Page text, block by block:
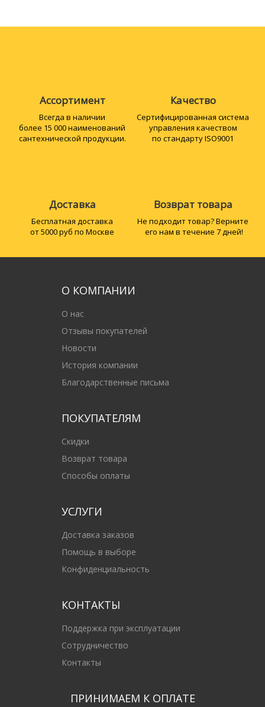
Ассортимент
Всегда в наличии
более 15 000 наименований
сантехнической продукции.
Качество
Сертифициро­ванная система
управления качеством
по стандарту ISO9001
Доставка
Бесплатная доставка
от 5000 руб по Москве
Возврат товара
Не подходит товар? Верните
его нам в течение 7 дней!
О КОМПАНИИ
О нас
Отзывы покупателей
Новости
История компании
Благодарственные письма
ПОКУПАТЕЛЯМ
Скидки
Возврат товара
Способы оплаты
УСЛУГИ
Доставка заказов
Помощь в выборе
Конфиденциальность
КОНТАКТЫ
Поддержка при эксплуатации
Сотрудничество
Контакты
ПРИНИМАЕМ К ОПЛАТЕ